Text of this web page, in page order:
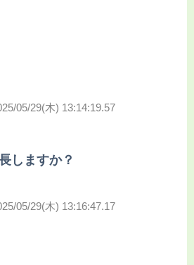
05/29(木) 13:14:19.57
しますか？
05/29(木) 13:16:47.17